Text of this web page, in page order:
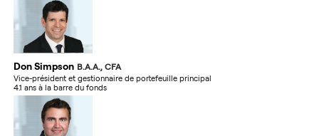
Don Simpson B.A.A., CFA
Vice-président et gestionnaire de portefeuille principal
4.1 ans à la barre du fonds